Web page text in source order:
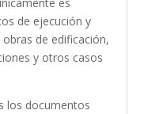
de ejecución y
de edificación,
y otros casos
los documentos